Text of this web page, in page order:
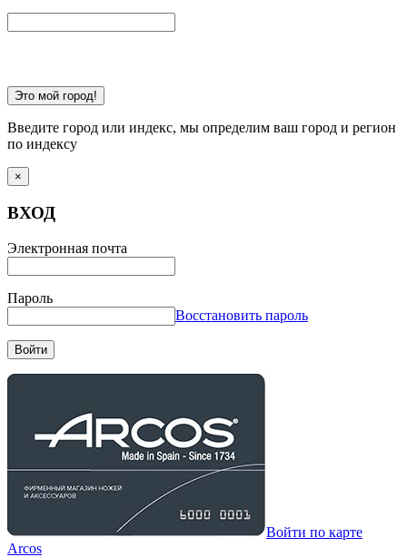
Это мой город!
Введите город или индекс, мы определим ваш город и регион
по индексу
×
ВХОД
Электронная почта
Пароль
Восстановить пароль
Войти
Войти по карте
Arcos